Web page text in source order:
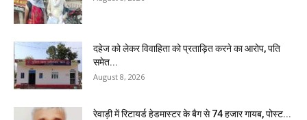
दहेज को लेकर विवाहिता को प्रताड़ित करने का आरोप, पति
समेत...
August 8, 2026
रेवाड़ी में रिटायर्ड हेडमास्टर के बैग से ₹74 हजार गायब, पोस्ट...